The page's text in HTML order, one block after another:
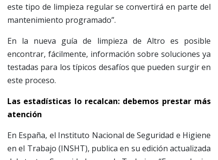
este tipo de limpieza regular se convertirá en parte del
mantenimiento programado”.
En la nueva guía de limpieza de Altro es posible
encontrar, fácilmente, información sobre soluciones ya
testadas para los típicos desafíos que pueden surgir en
este proceso.
Las estadísticas lo recalcan: debemos prestar más
atención
En España, el Instituto Nacional de Seguridad e Higiene
en el Trabajo (INSHT), publica en su edición actualizada